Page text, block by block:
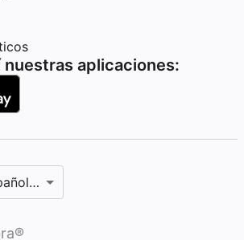
nuestras aplicaciones:
(internacional)